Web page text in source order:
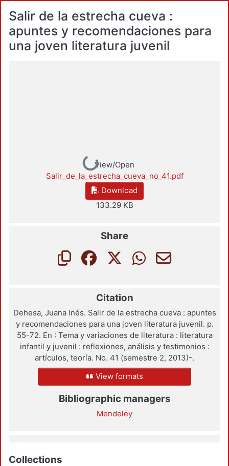
Salir de la estrecha cueva :
apuntes y recomendaciones para
una joven literatura juvenil
Loading...
View/Open
Salir_de_la_estrecha_cueva_no_41.pdf
Download
133.29 KB
Share
Citation
Dehesa, Juana Inés. Salir de la estrecha cueva : apuntes
y recomendaciones para una joven literatura juvenil. p.
55-72. En : Tema y variaciones de literatura : literatura
infantil y juvenil : reflexiones, análisis y testimonios :
artículos, teoría. No. 41 (semestre 2, 2013)-.
View formats
Bibliographic managers
Mendeley
Collections